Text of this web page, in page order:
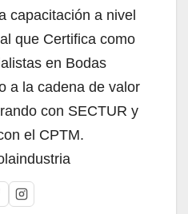
capacitación a nivel
que Certifica como
en Bodas
a la cadena de valor
con SECTUR y
el CPTM.